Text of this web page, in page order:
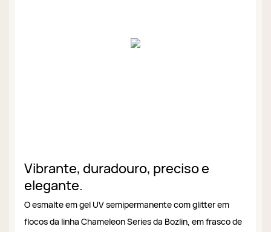
Vibrante, duradouro, preciso e
elegante.
O esmalte em gel UV semipermanente com glitter em
flocos da linha Chameleon Series da Bozlin, em frasco de